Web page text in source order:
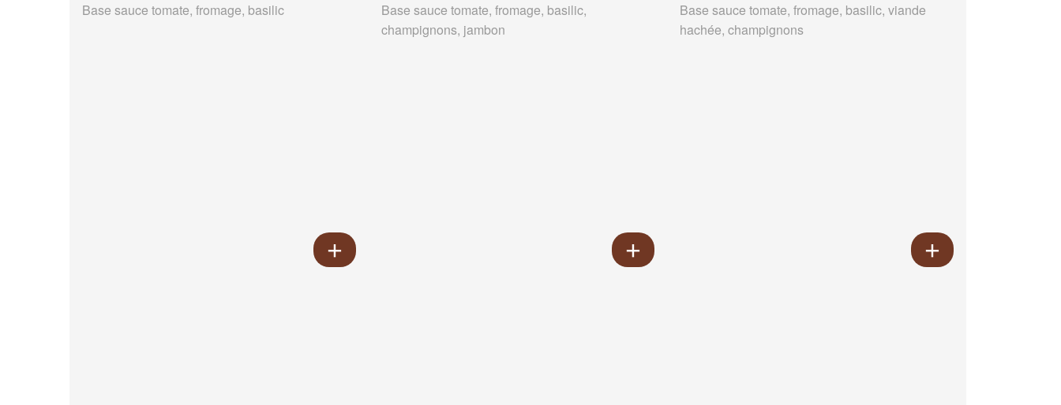
Base sauce tomate, fromage, basilic
Base sauce tomate, fromage, basilic,
champignons, jambon
Base sauce tomate, fromage, basilic, viande
hachée, champignons